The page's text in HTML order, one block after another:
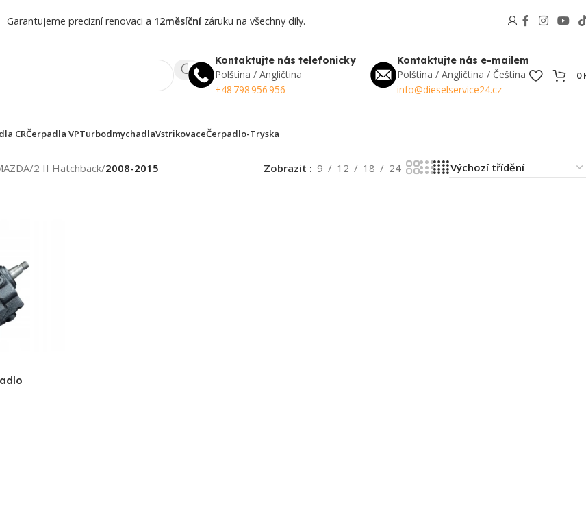
Garantujeme precizní renovaci a 12měsíčnízáruku na všechny díly.
Kontaktujte nás telefonicky
Polština / Angličtina
+48 798 956 956
Kontaktujte nás e-mailem
Polština / Angličtina / Čeština
info@dieselservice24.cz
0
CRČerpadla VPTurbodmychadlaVstrikovaceČerpadlo-Tryska
/2 II Hatchback/2008-2015 Zobrazit 9 12 18 24